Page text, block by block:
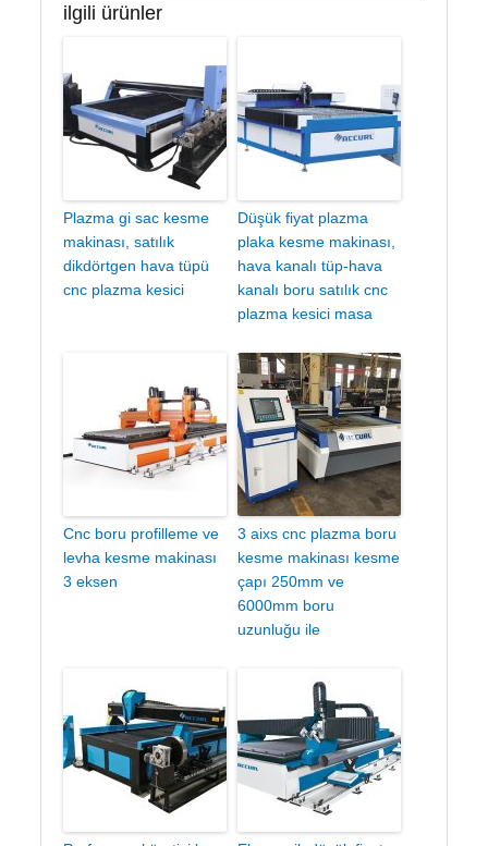
ilgili ürünler
Plazma gi sac kesme
makinası, satılık
dikdörtgen hava tüpü
cnc plazma kesici
Düşük fiyat plazma
plaka kesme makinası,
hava kanalı tüp-hava
kanalı boru satılık cnc
plazma kesici masa
Cnc boru profilleme ve
levha kesme makinası
3 eksen
3 aixs cnc plazma boru
kesme makinası kesme
çapı 250mm ve
6000mm boru
uzunluğu ile